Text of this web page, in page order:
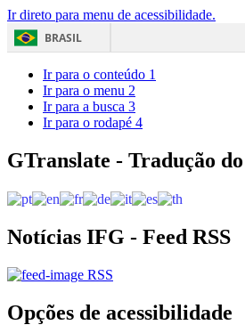
Ir direto para menu de acessibilidade.
BRASIL
Ir para o conteúdo 1
Ir para o menu 2
Ir para a busca 3
Ir para o rodapé 4
GTranslate - Tradução
Notícias IFG - Feed RSS
RSS
Opções de acessibilidade